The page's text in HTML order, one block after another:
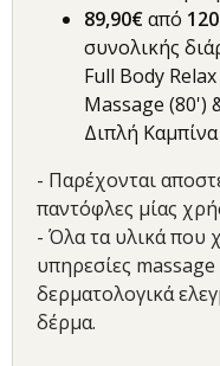
89,90€από
συνολικής
Full Body
Massage (80')
Διπλή Καμπίνα
- Παρέχονται
παντόφλες μίας
- Όλα τα υλικά που
υπηρεσίες
δερματολογικά
δέρμα.